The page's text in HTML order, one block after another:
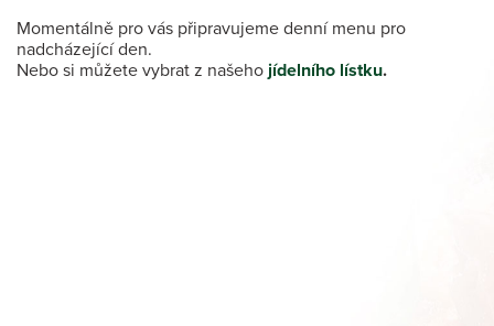
Virtuální prohlídka
Momentálně pro vás připravujeme denní menu pro
nadcházející den.
Nebo si můžete vybrat z našeho jídelního lístku.